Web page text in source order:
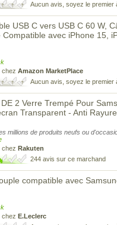
Aucun avis, soyez le premier
USB C vers USB C 60 W,
Compatible avec iPhone 15,
chez Amazon MarketPlace
Aucun avis, soyez le premier
2 Verre Trempé Pour
Transparent - Anti
millions de produits neufs ou
chez Rakuten
244 avis sur ce marchand
compatible avec
chez E.Leclerc